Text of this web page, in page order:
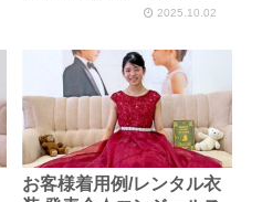
2025.10.02
お客様着用例/レンタル衣